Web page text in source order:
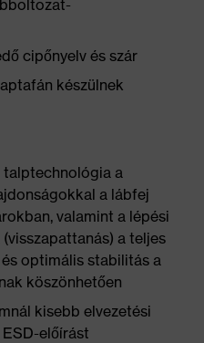
cipőnyelv és szár
készülnek
talptechnológia a
a lábfej
valamint a lépési
a teljes
optimális stabilitás a
köszönhetően
kisebb elvezetési
előírást